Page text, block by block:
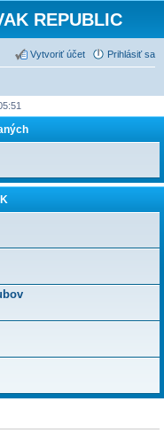
REPUBLIC
Prihlásiť sa
Vytvoriť účet